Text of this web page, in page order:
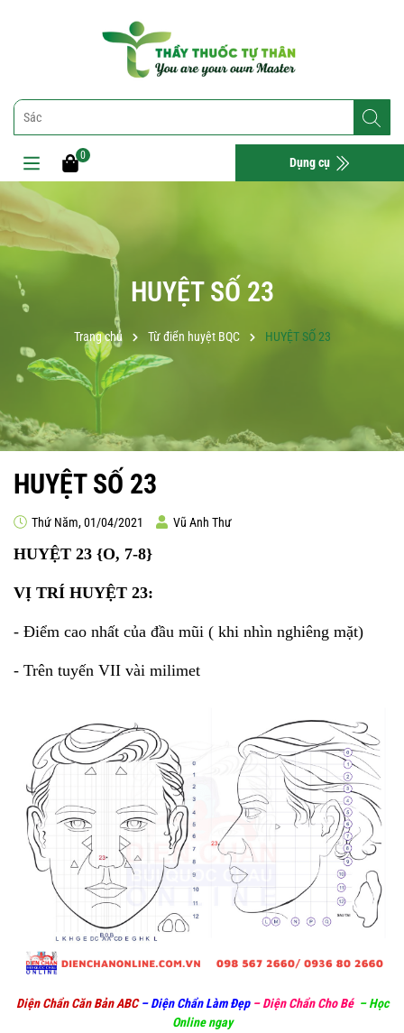
0 Dụng cụ
HUYỆT SỐ 23
Trang chủ Từ điển huyệt BQC HUYỆT SỐ 23
HUYỆT SỐ 23
Thứ Năm, 01/04/2021 Vũ Anh Thư
HUYỆT 23 {O, 7-8}
VỊ TRÍ HUYỆT 23:
- Điểm cao nhất của đầu mũi ( khi nhìn nghiêng mặt)
- Trên tuyến VII vài milimet
Diện Chẩn Căn Bản ABC –Diện Chẩn Làm Đẹp –Diện Chẩn Cho Bé –Học
Online ngay